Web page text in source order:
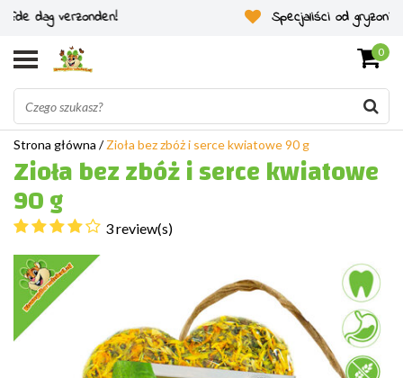
Specjaliści od gryzoni od 2011 roku
0
Strona główna /Zioła bez zbóż i serce kwiatowe 90 g
Zioła bez zbóż i serce kwiatowe
90 g
3 review(s)